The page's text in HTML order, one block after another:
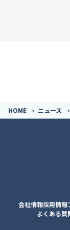
HOME ニュース
会社情報採用情報
よくある質